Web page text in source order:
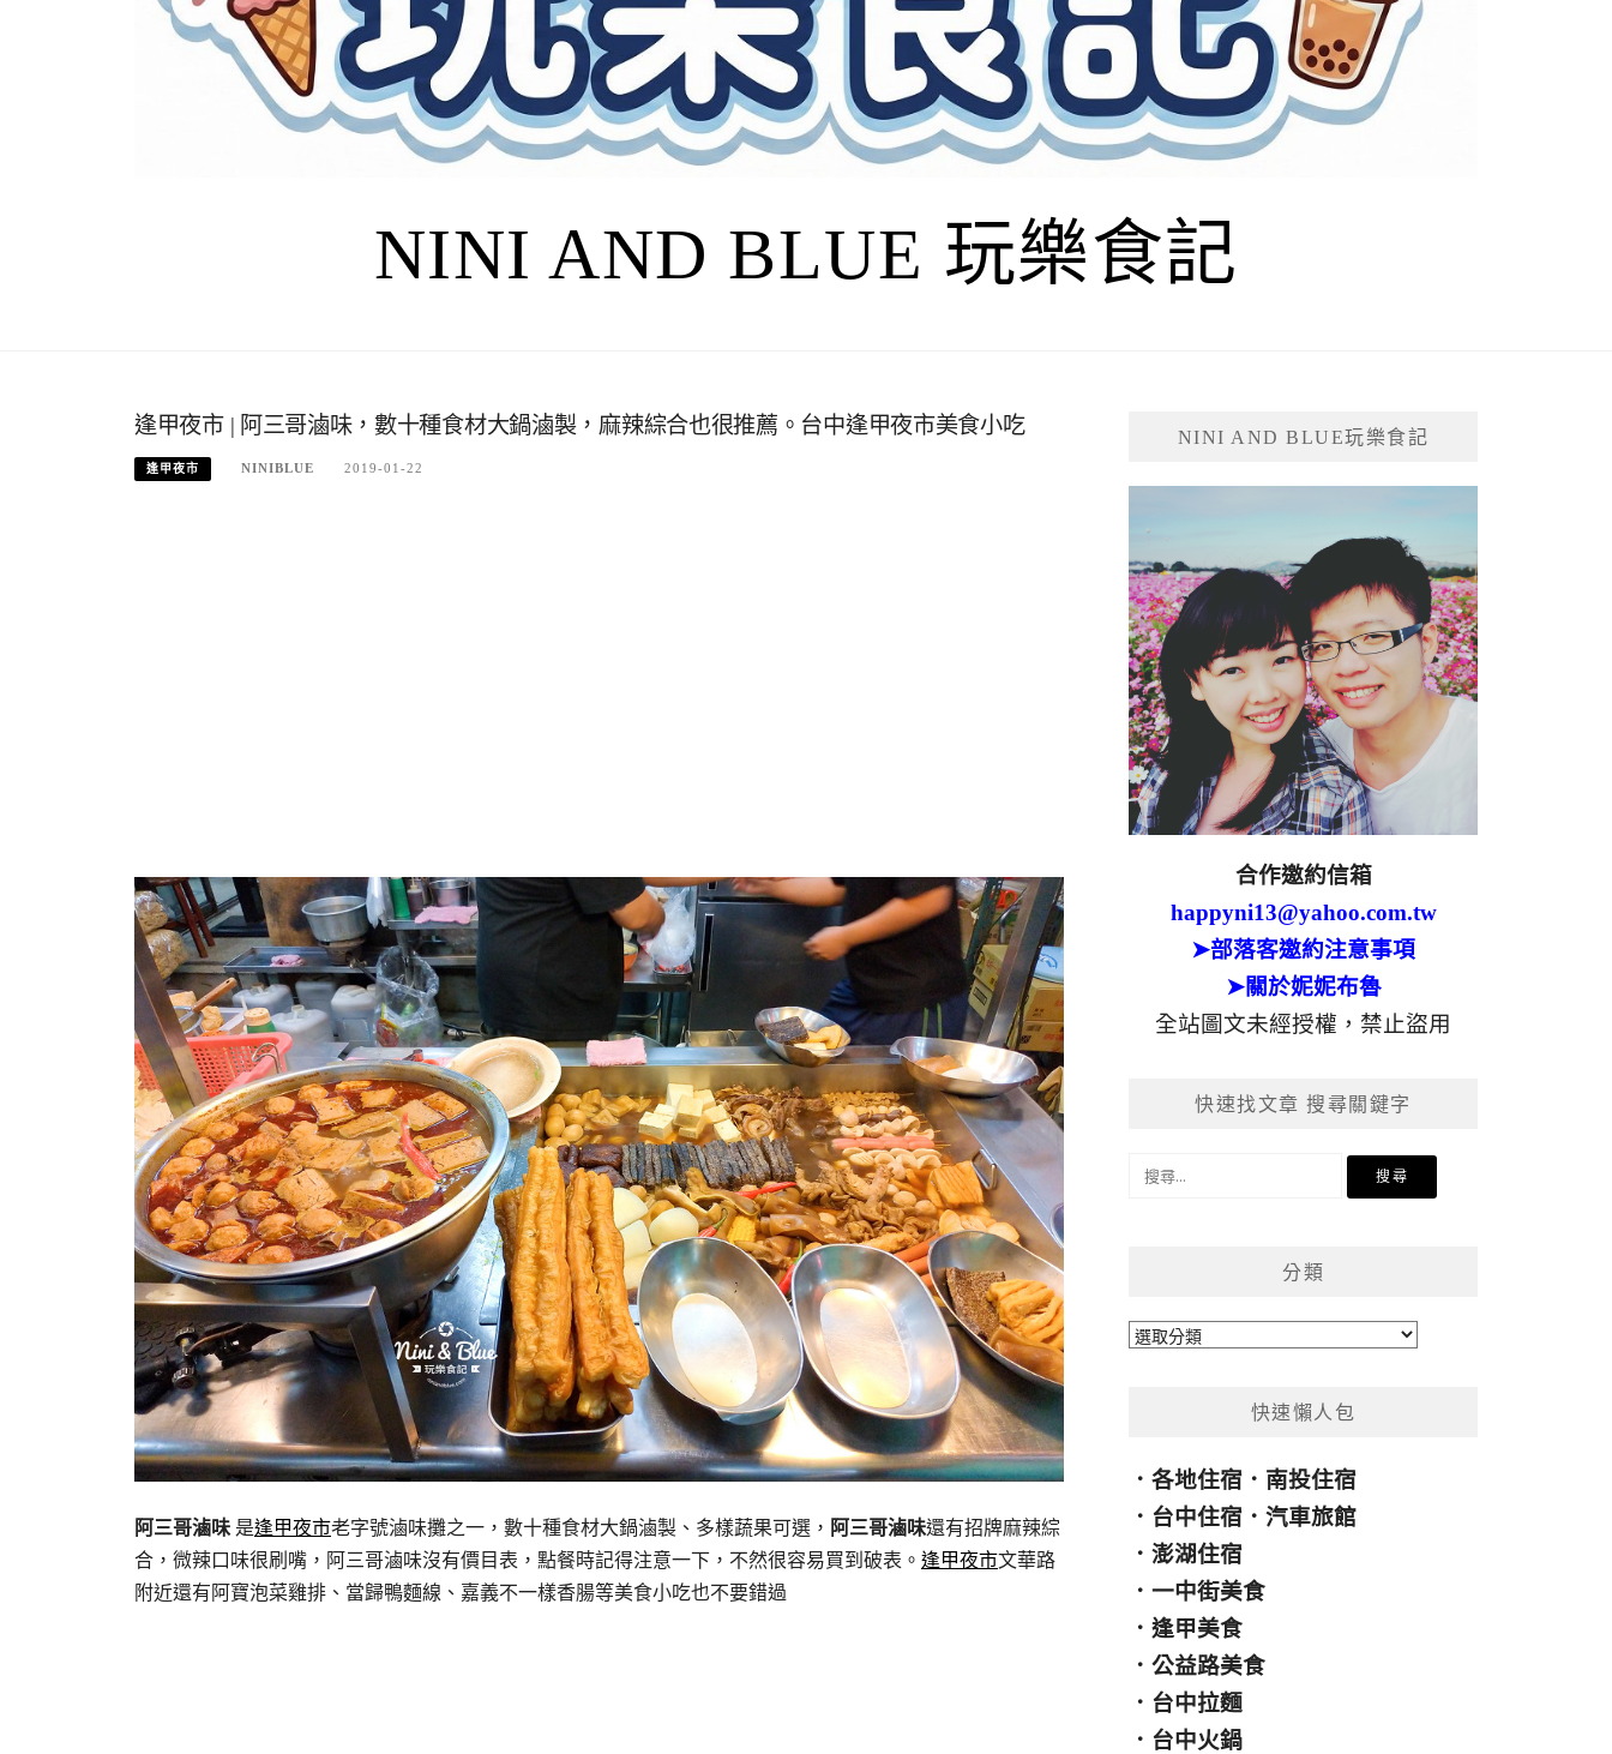
NINI AND BLUE 玩樂食記
逢甲夜市 | 阿三哥滷味，數十種食材大鍋滷製，麻辣綜合也很推薦。台中逢甲夜市美食小吃
逢甲夜市 NINIBLUE 2019-01-22
阿三哥滷味 是逢甲夜市老字號滷味攤之一，數十種食材大鍋滷製、多樣蔬果可選， 阿三哥滷味還有招牌麻辣綜
合，微辣口味很刷嘴，阿三哥滷味沒有價目表，點餐時記得注意一下，不然很容易買到破表。 逢甲夜市文華路
附近還有阿寶泡菜雞排、當歸鴨麵線、嘉義不一樣香腸等美食小吃也不要錯過
NINI AND BLUE玩樂食記
合作邀約信箱
happyni13@yahoo.com.tw
➤部落客邀約注意事項
➤關於妮妮布魯
全站圖文未經授權，禁止盜用
快速找文章 搜尋關鍵字
分類
分
快速懶人包
．各地住宿 ． 南投住宿
． 台中住宿 ．汽車旅館
．澎湖住宿
．一中街美食
．逢甲美食
．公益路美食
． 台中拉麵
． 台中火鍋